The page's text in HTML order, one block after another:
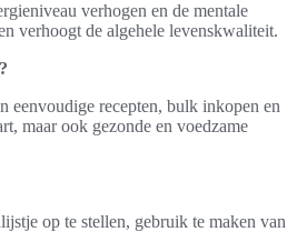
verhogen en de mentale
verhoogt de algehele levenskwaliteit.
eenvoudige recepten, bulk inkopen en
maar ook gezonde en voedzame
op te stellen, gebruik te maken van